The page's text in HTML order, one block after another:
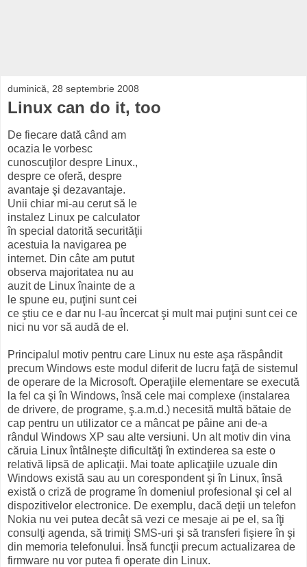
duminică, 28 septembrie 2008
Linux can do it, too
De fiecare dată când am
ocazia le vorbesc
cunoscuţilor despre Linux.,
despre ce oferă, despre
avantaje şi dezavantaje.
Unii chiar mi-au cerut să le
instalez Linux pe calculator
în special datorită securităţii
acestuia la navigarea pe
internet. Din câte am putut
observa majoritatea nu au
auzit de Linux înainte de a
le spune eu, puţini sunt cei
ce ştiu ce e dar nu l-au încercat şi mult mai puţini sunt cei ce
nici nu vor să audă de el.
Principalul motiv pentru care Linux nu este aşa răspândit
precum Windows este modul diferit de lucru faţă de sistemul
de operare de la Microsoft. Operaţiile elementare se execută
la fel ca şi în Windows, însă cele mai complexe (instalarea
de drivere, de programe, ş.a.m.d.) necesită multă bătaie de
cap pentru un utilizator ce a mâncat pe pâine ani de-a
rândul Windows XP sau alte versiuni. Un alt motiv din vina
căruia Linux întâlneşte dificultăţi în extinderea sa este o
relativă lipsă de aplicaţii. Mai toate aplicaţiile uzuale din
Windows există sau au un corespondent şi în Linux, însă
există o criză de programe în domeniul profesional şi cel al
dispozitivelor electronice. De exemplu, dacă deţii un telefon
Nokia nu vei putea decât să vezi ce mesaje ai pe el, sa îţi
consulţi agenda, să trimiţi SMS-uri şi să transferi fişiere în şi
din memoria telefonului. Însă funcţii precum actualizarea de
firmware nu vor putea fi operate din Linux.